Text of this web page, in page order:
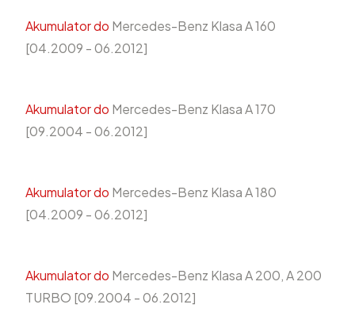
Akumulator do Mercedes-Benz Klasa A 160
[04.2009 - 06.2012]
Akumulator do Mercedes-Benz Klasa A 170
[09.2004 - 06.2012]
Akumulator do Mercedes-Benz Klasa A 180
[04.2009 - 06.2012]
Akumulator do Mercedes-Benz Klasa A 200, A 200
TURBO [09.2004 - 06.2012]